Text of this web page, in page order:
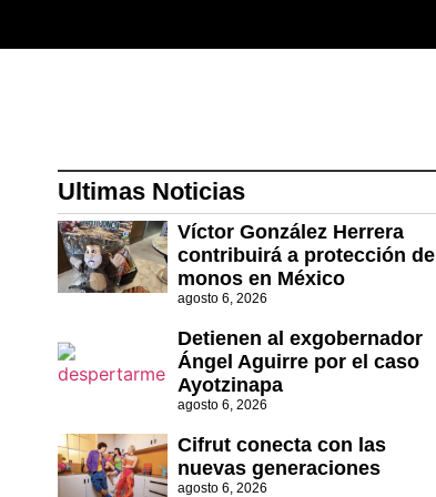
Ultimas Noticias
Víctor González Herrera
contribuirá a protección de
monos en México
agosto 6, 2026
Detienen al exgobernador
Ángel Aguirre por el caso
Ayotzinapa
agosto 6, 2026
Cifrut conecta con las
nuevas generaciones
agosto 6, 2026